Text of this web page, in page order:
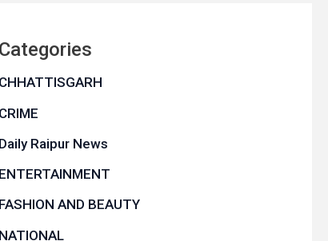
Categories
CHHATTISGARH
CRIME
Daily Raipur News
ENTERTAINMENT
FASHION AND BEAUTY
NATIONAL